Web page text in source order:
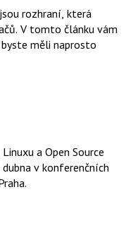
rozhraní, která
V tomto článku vám
měli naprosto
a Open Source
v konferenčních